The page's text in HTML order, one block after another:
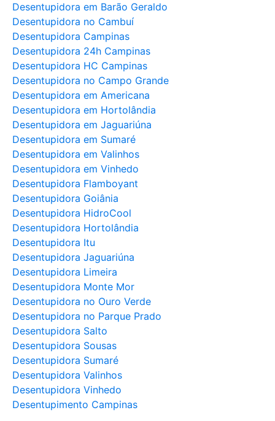
Desentupidora em Barão Geraldo
Desentupidora no Cambuí
Desentupidora Campinas
Desentupidora 24h Campinas
Desentupidora HC Campinas
Desentupidora no Campo Grande
Desentupidora em Americana
Desentupidora em Hortolândia
Desentupidora em Jaguariúna
Desentupidora em Sumaré
Desentupidora em Valinhos
Desentupidora em Vinhedo
Desentupidora Flamboyant
Desentupidora Goiânia
Desentupidora HidroCool
Desentupidora Hortolândia
Desentupidora Itu
Desentupidora Jaguariúna
Desentupidora Limeira
Desentupidora Monte Mor
Desentupidora no Ouro Verde
Desentupidora no Parque Prado
Desentupidora Salto
Desentupidora Sousas
Desentupidora Sumaré
Desentupidora Valinhos
Desentupidora Vinhedo
Desentupimento Campinas